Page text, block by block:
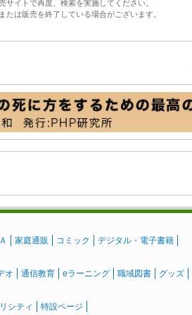
イトで再度、検索を実施してください。
は販売を終了している場合がございます。
家庭通販 コミック デジタル・電子書籍
オ 通信教育 eラーニング 職域図書 グッズ
シティ 特設ページ